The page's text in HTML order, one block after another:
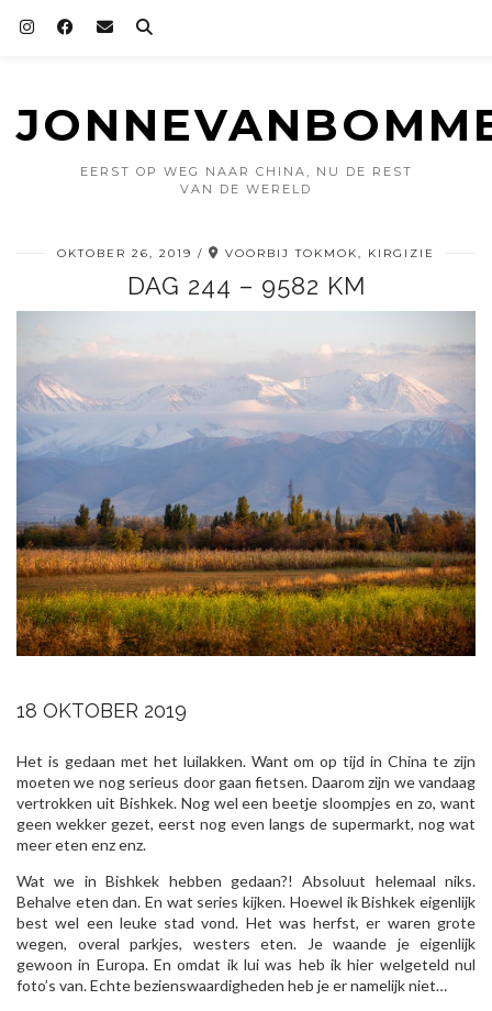
EERST OP WEG NAAR CHINA, NU DE REST
VAN DE WERELD
OKTOBER 26, 2019 VOORBIJ TOKMOK, KIRGIZIE
DAG 244 – 9582 KM
18 OKTOBER 2019
Het is gedaan met het luilakken. Want om op tijd in China te zijn
moeten we nog serieus door gaan fietsen. Daarom zijn we vandaag
vertrokken uit Bishkek. Nog wel een beetje sloompjes en zo, want
geen wekker gezet, eerst nog even langs de supermarkt, nog wat
meer eten enz enz.
Wat we in Bishkek hebben gedaan?! Absoluut helemaal niks.
Behalve eten dan. En wat series kijken. Hoewel ik Bishkek eigenlijk
best wel een leuke stad vond. Het was herfst, er waren grote
wegen, overal parkjes, westers eten. Je waande je eigenlijk
gewoon in Europa. En omdat ik lui was heb ik hier welgeteld nul
foto’s van. Echte bezienswaardigheden heb je er namelijk niet…